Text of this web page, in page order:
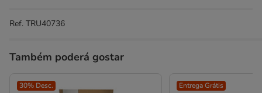
Ref. TRU40736
Também poderá gostar
30% Desc. Entrega Grátis